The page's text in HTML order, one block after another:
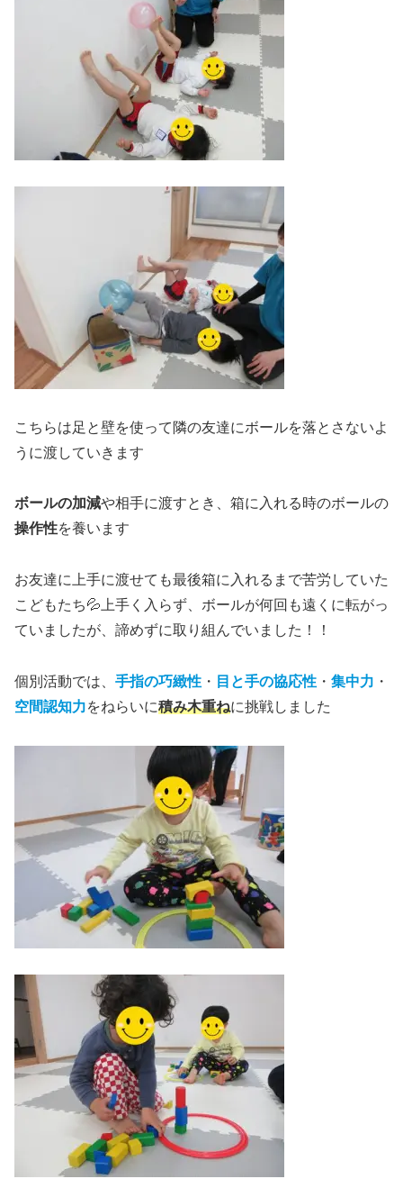
こちらは足と壁を使って隣の友達にボールを落とさないよ
うに渡していきます
ボールの加減や相手に渡すとき、箱に入れる時のボールの
操作性を養います
お友達に上手に渡せても最後箱に入れるまで苦労していた
こどもたち💦上手く入らず、ボールが何回も遠くに転がっ
ていましたが、諦めずに取り組んでいました！！
個別活動では、 手指の巧緻性 ・ 目と手の協応性 ・ 集中力 ・
空間認知力をねらいに積み木重ねに挑戦しました